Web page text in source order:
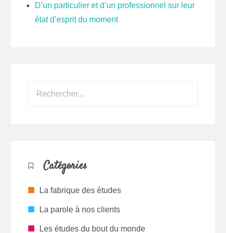
D’un particulier et d’un professionnel sur leur
état d’esprit du moment
Catégories
La fabrique des études
La parole à nos clients
Les études du bout du monde